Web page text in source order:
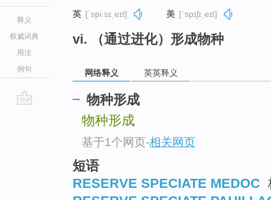
释义
权威词典
用法
例句
英 [ˈspiːsɪˌeɪt] 美 [ˈspɪʃɪˌeɪt]
vi. （通过进化）形成物种
网络释义 英英释义
物种形成
物种形成
基于1个网页-相关网页
短语
RESERVE SPECIATE MEDOC